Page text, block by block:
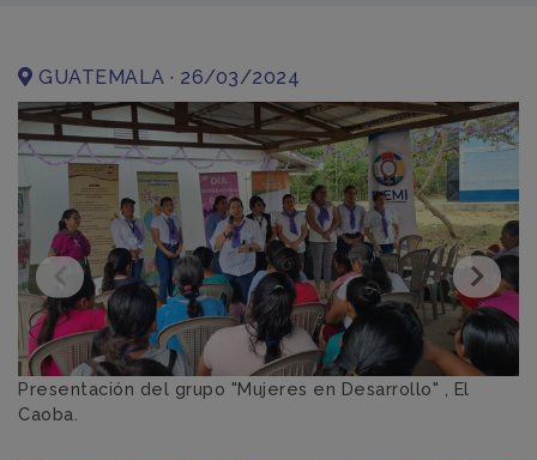
GUATEMALA · 26/03/2024
Presentación del grupo "Mujeres en Desarrollo" , El
Caoba.